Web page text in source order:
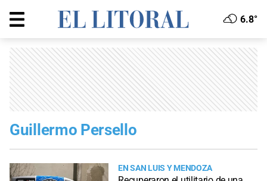
6.8°
Guillermo Persello
EN SAN LUIS Y MENDOZA